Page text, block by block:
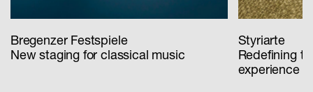
Bregenzer Festspiele
New staging for classical music
Styriarte
Redefining
experience